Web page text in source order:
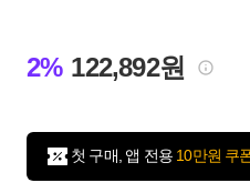
2% 122,892원
첫 구매, 앱 전용 10만원 쿠